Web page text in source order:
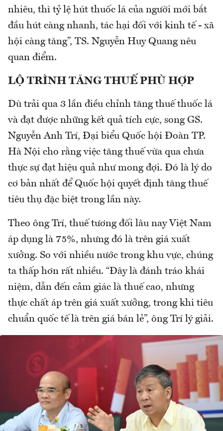
nhiêu, thì tỷ lệ hút thuốc lá của người mới bắt
đầu hút càng nhanh, tác hại đối với kinh tế - xã
hội càng tăng”, TS. Nguyễn Huy Quang nêu
quan điểm.
LỘ TRÌNH TĂNG THUẾ PHÙ HỢP
Dù trải qua 3 lần điều chỉnh tăng thuế thuốc lá
và đạt được những kết quả tích cực, song GS.
Nguyễn Anh Trí, Đại biểu Quốc hội Đoàn TP.
Hà Nội cho rằng việc tăng thuế vừa qua chưa
thực sự đạt hiệu quả như mong đợi. Đó là lý do
cơ bản nhất để Quốc hội quyết định tăng thuế
tiêu thụ đặc biệt trong lần này.
Theo ông Trí, thuế tương đối lâu nay Việt Nam
áp dụng là 75%, nhưng đó là trên giá xuất
xưởng. So với nhiều nước trong khu vực, chúng
ta thấp hơn rất nhiều. “Đây là đánh tráo khái
niệm, dẫn đến cảm giác là thuế cao, nhưng
thực chất áp trên giá xuất xưởng, trong khi tiêu
chuẩn quốc tế là trên giá bán lẻ”, ông Trí lý giải.